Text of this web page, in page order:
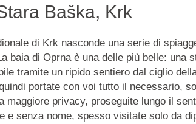
Baška, Krk
di Krk nasconde una serie di
baia di Oprna è una delle più belle: una
tramite un ripido sentiero dal ciglio
portate con voi tutto il necessario,
maggiore privacy, proseguite lungo il
e senza nome, spesso visitate solo da